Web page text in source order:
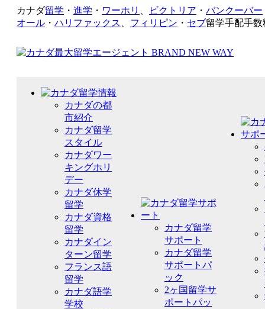
カナダ留学 ・ 進学 ・ ワーホリ ビクトリア ・ バンクーバー
オール ・ ハリファックス フィリピン ・ セブ留学手配手数
カナダの都
市紹介
カナダ留学
スタイル
カナダワー
キングホリ
デー
カナダ休学
留学
カナダ資格
留学
カナダイン
ターン留学
フランス語
留学
カナダ語学
学校
カナダ留学
サポート
カナダ留学
サポートパ
ック
2ヶ国留学サ
ポートパッ